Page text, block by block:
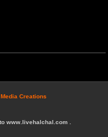
Creations
www.livehalchal.com .